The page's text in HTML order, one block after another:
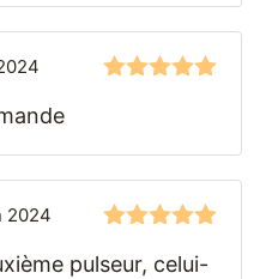
2024
pulseur, celui-